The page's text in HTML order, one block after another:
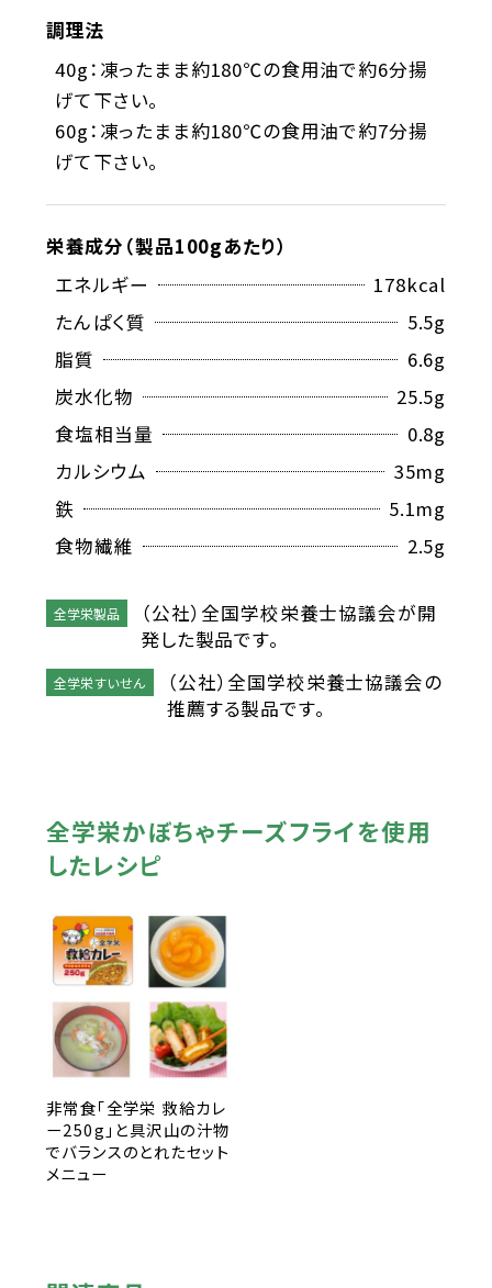
調理法
40g：凍ったまま約180℃の食用油で約6分揚
げて下さい。
60g：凍ったまま約180℃の食用油で約7分揚
げて下さい。
栄養成分（製品100gあたり）
エネルギー
178kcal
たんぱく質
5.5g
脂質
6.6g
炭水化物
25.5g
食塩相当量
0.8g
カルシウム
35mg
鉄
5.1mg
食物繊維
2.5g
全学栄製品
（公社）全国学校栄養士協議会が開
発した製品です。
全学栄すいせん
（公社）全国学校栄養士協議会の
推薦する製品です。
全学栄かぼちゃチーズフライを使用
したレシピ
非常食「全学栄 救給カレ
ー250g」と具沢山の汁物
でバランスのとれたセット
メニュー